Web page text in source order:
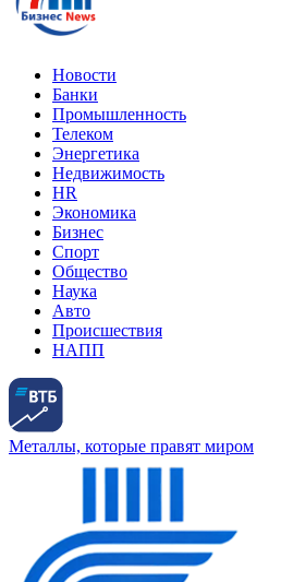
Новости
Банки
Промышленность
Телеком
Энергетика
Недвижимость
HR
Экономика
Бизнес
Спорт
Общество
Наука
Авто
Происшествия
НАПП
Металлы, которые правят миром